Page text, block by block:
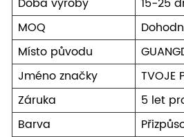
MOQ
Místo původu
Jméno značky
TVOJE
Záruka
5 let
Barva